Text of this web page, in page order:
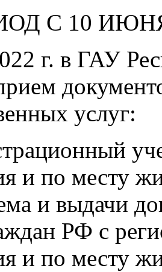
С 10
г. в ГАУ
услуг:
и по месту
и выдачи
РФ с
и по месту